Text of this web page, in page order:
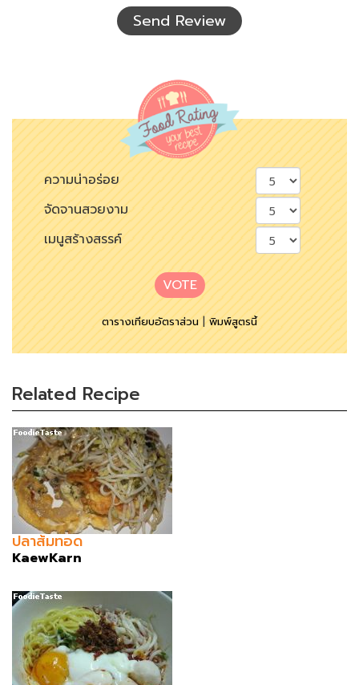
Send Review
ความน่าอร่อย
จัดจานสวยงาม
เมนูสร้างสรรค์
VOTE
ตารางเทียบอัตราส่วน|พิมพ์สูตรนี้
Related Recipe
ปลาส้มทอด
KaewKarn